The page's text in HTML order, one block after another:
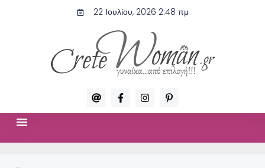
22 Ιουλίου, 2026 2:48 πμ
A
t
F
a
c
I
n
s
P
i
n